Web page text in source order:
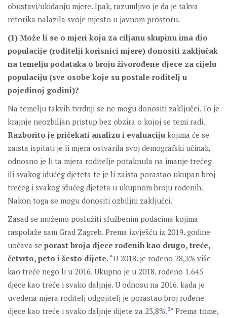
obustavi/ukidanju mjere. Ipak, razumljivo je da je takva
retorika nalazila svoje mjesto u javnom prostoru.
(1) Može li se o mjeri koja za ciljanu skupinu ima dio
populacije (roditelji korisnici mjere) donositi zaključak
na temelju podataka o broju živorođene djece za cijelu
populaciju (sve osobe koje su postale roditelj u
pojedinoj godini)?
Na temelju takvih tvrdnji se ne mogu donositi zaključci. To je
krajnje neozbiljan pristup bez obzira o kojoj se temi radi.
Razborito je pričekati analizu i evaluaciju kojima će se
zaista ispitati je li mjera ostvarila svoj demografski učinak,
odnosno je li ta mjera roditelje potaknula na imanje trećeg
ili svakog idućeg djeteta te je li zaista porastao ukupan broj
trećeg i svakog idućeg djeteta u ukupnom broju rođenih.
Nakon toga se mogu donositi ozbiljni zaključci.
Zasad se možemo poslužiti službenim podacima kojima
raspolaže sam Grad Zagreb. Prema izvješću iz 2019. godine
uočava se porast broja djece rođenih kao drugo, treće,
četvrto, peto i šesto dijete. “U 2018. je rođeno 28,3% više
kao treće nego li u 2016. Ukupno je u 2018. rođeno 1.645
djece kao treće i svako daljnje. U odnosu na 2016. kada je
uvedena mjera roditelj odgojitelj je porastao broj rođene
djece kao treće i svako daljnje dijete za 23,8%.3” Prema tome,